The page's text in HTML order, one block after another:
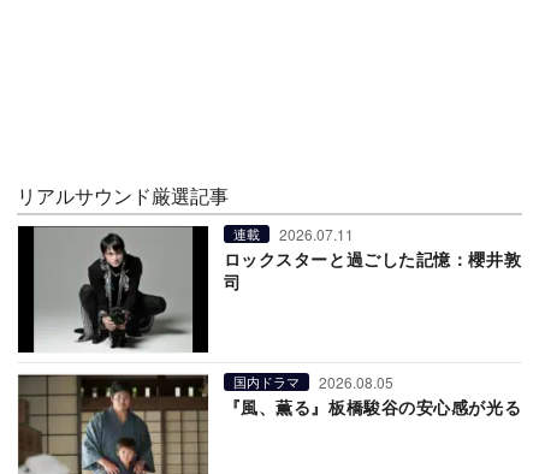
リアルサウンド厳選記事
連載 2026.07.11
ロックスターと過ごした記憶：櫻井敦
司
国内ドラマ 2026.08.05
『風、薫る』板橋駿谷の安心感が光る